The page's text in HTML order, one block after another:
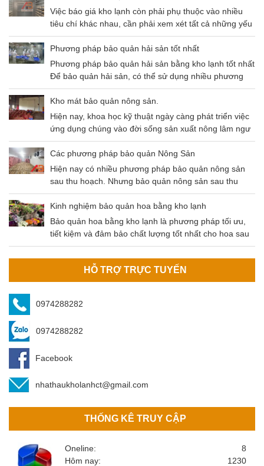
Việc báo giá kho lạnh còn phải phụ thuộc vào nhiều
tiêu chí khác nhau, cần phải xem xét tất cả những yếu
tố đó để có thể đưa ra mức giá chuẩn nhất cho khách
hàng. Cùng tìm hiểu về các tiêu chí ảnh hưởng và
mức giá kho lạnh qua bài viết dưới đây nhé!
Phương pháp bảo quản hải sản tốt nhất
Phương pháp bảo quản hải sản bằng kho lạnh tốt nhất
Để bảo quản hải sản, có thể sử dụng nhiều phương
pháp khác nhau như: Thông khí, gây mê, sốc nhiệt,
kho lạnh,…Trong bài viết ngày hôm nay chúng ta sẽ
cùng nhau tìm hiểu phương pháp bảo quản hải sản
bằng kho lạnh – Phương pháp có độ an toàn cao và
Kho mát bảo quản nông sản.
Hiện nay, khoa học kỹ thuật ngày càng phát triển việc
ứng dụng chúng vào đời sống sản xuất nông lâm ngư
nghiệp là không thể thiếu. Điều này không chỉ giúp
tăng gia sản xuất mà còn đảm bảo nguồn thu lớn đem
lại hiệu quả kinh tế cao. Và một trong số chính là kho
mát bảo quản nông sản.
Các phương pháp bảo quản Nông Sản
Hiện nay có nhiều phương pháp bảo quản nông sản
sau thu hoạch. Nhưng bảo quản nông sản sau thu
hoạch bằng kho lạnh là phương pháp tối ưu nhất hiện
nay. Nông sản sau khi thu hoạch cần được bảo quản
đúng cách để đảm bảo không bị tác động bởi các yếu
tố môi trường (mưa, nắng, độ ẩm,…
Kinh nghiệm bảo quản hoa bằng kho lạnh
Bảo quản hoa bằng kho lạnh là phương pháp tối ưu,
tiết kiệm và đảm bảo chất lượng tốt nhất cho hoa sau
khi thu hoạch. Kho bảo quản hoa do An Bình cung cấp
đảm bảo các tiêu chí của khách hàng.
HỖ TRỢ TRỰC TUYẾN
0974288282
0974288282
Facebook
nhathaukholanhct@gmail.com
THỐNG KÊ TRUY CẬP
Oneline:
8
Hôm nay:
1230